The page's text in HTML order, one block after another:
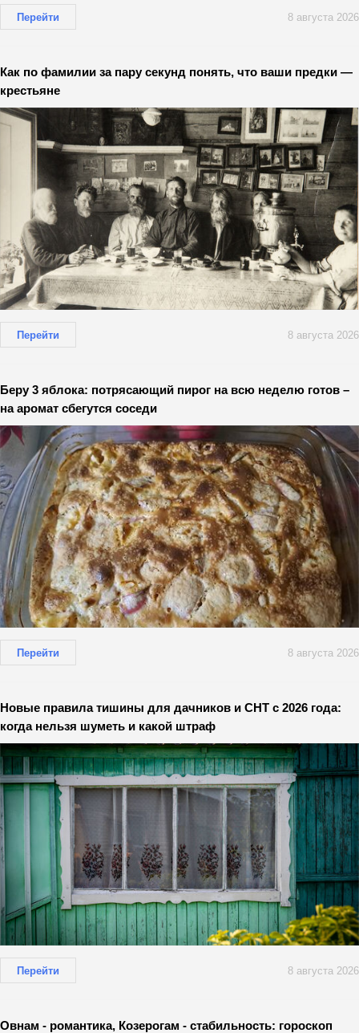
Перейти 8 августа 2026
Как по фамилии за пару секунд понять, что ваши предки —
крестьяне
Перейти 8 августа 2026
Беру 3 яблока: потрясающий пирог на всю неделю готов –
на аромат сбегутся соседи
Перейти 8 августа 2026
Новые правила тишины для дачников и СНТ с 2026 года:
когда нельзя шуметь и какой штраф
Перейти 8 августа 2026
Овнам - романтика, Козерогам - стабильность: гороскоп